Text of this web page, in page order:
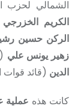
الشمالي
الكريم الخزرجي
الركن حسين
زهير يونس علي
الدين (قائد قوات
كانت هذه